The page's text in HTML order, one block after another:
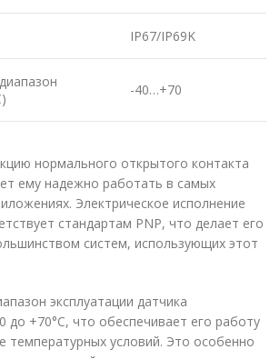
IP67/IP69K
-40…+70
нормального открытого контакта
ему надежно работать в самых
Электрическое исполнение
стандартам PNP, что делает его
систем, использующих этот
эксплуатации датчика
до +70°C, что обеспечивает его работу
температурных условий. Это особенно